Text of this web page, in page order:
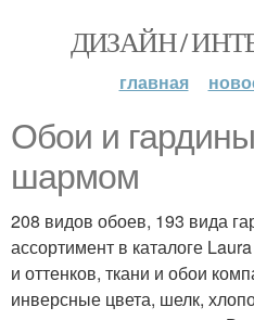
ДИЗАЙН /
главная
Обои и
шармом
208 видов обоев, 193 вида
ассортимент в каталоге
и оттенков, ткани и обои
инверсные цвета, шелк,